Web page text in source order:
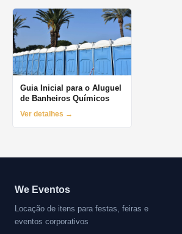
Guia Inicial para o Aluguel
de Banheiros Químicos
Ver detalhes →
We Eventos
Locação de itens para festas, feiras e
eventos corporativos